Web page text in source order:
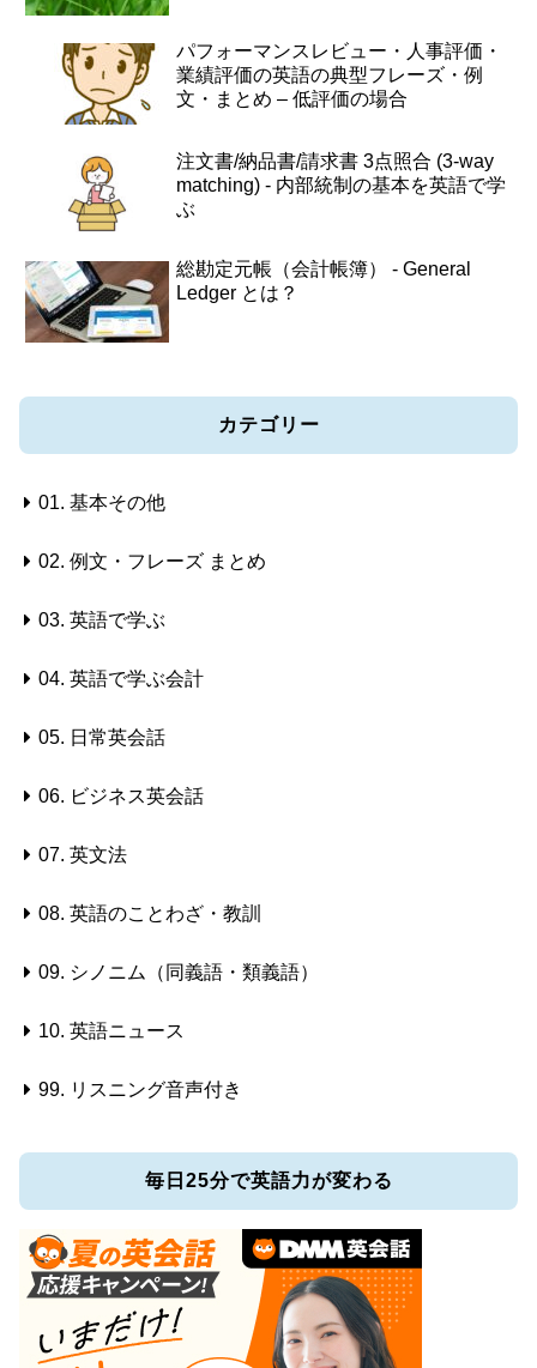
パフォーマンスレビュー・人事評価・
業績評価の英語の典型フレーズ・例
文・まとめ – 低評価の場合
注文書/納品書/請求書 3点照合 (3-way
matching) - 内部統制の基本を英語で学
ぶ
総勘定元帳（会計帳簿） - General
Ledger とは？
カテゴリー
01. 基本その他
02. 例文・フレーズ まとめ
03. 英語で学ぶ
04. 英語で学ぶ会計
05. 日常英会話
06. ビジネス英会話
07. 英文法
08. 英語のことわざ・教訓
09. シノニム（同義語・類義語）
10. 英語ニュース
99. リスニング音声付き
毎日25分で英語力が変わる